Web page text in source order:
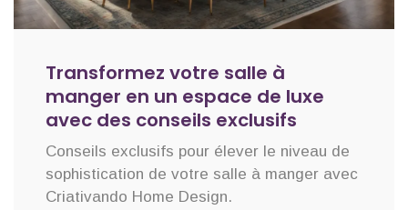
Transformez votre salle à
manger en un espace de luxe
avec des conseils exclusifs
Conseils exclusifs pour élever le niveau de
sophistication de votre salle à manger avec
Criativando Home Design.